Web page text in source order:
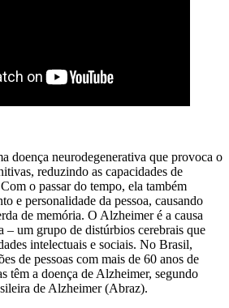
doença neurodegenerativa que provoca o
reduzindo as capacidades de
o passar do tempo, ela também
e personalidade da pessoa, causando
de memória. O Alzheimer é a causa
– um grupo de distúrbios cerebrais que
intelectuais e sociais. No Brasil,
de pessoas com mais de 60 anos de
têm a doença de Alzheimer, segundo
de Alzheimer (Abraz).